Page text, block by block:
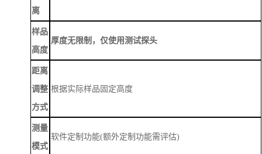
离
样品
高度
厚度无限制，仅使用测试探头
距离
调整
方式
根据实际样品固定高度
测量
模式
软件定制功能(额外定制功能需评估)